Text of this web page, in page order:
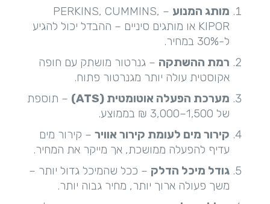
מותג המנוע
– PERKINS, CUMMINS,
KIPOR או מותגים סיניים – ההבדל יכול להגיע
ל-30% במחיר.
רמת ההשתקה – גנרטור מושתק עם חופה
אקוסטית עולה יותר מגנרטור פתוח.
מערכת הפעלה אוטומטית (ATS)
– תוספת
של 1,500–3,000 ₪ בממוצע.
קירור מים לעומת קירור אוויר– קירור מים
עדיף להפעלה ממושכת, אך מייקר את המחיר.
גודל מיכל הדלק – ככל שהמיכל גדול יותר –
משך פעולה ארוך יותר, מחיר גבוה יותר.